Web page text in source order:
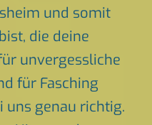
und somit
die deine
unvergessliche
für Fasching
uns genau richtig.